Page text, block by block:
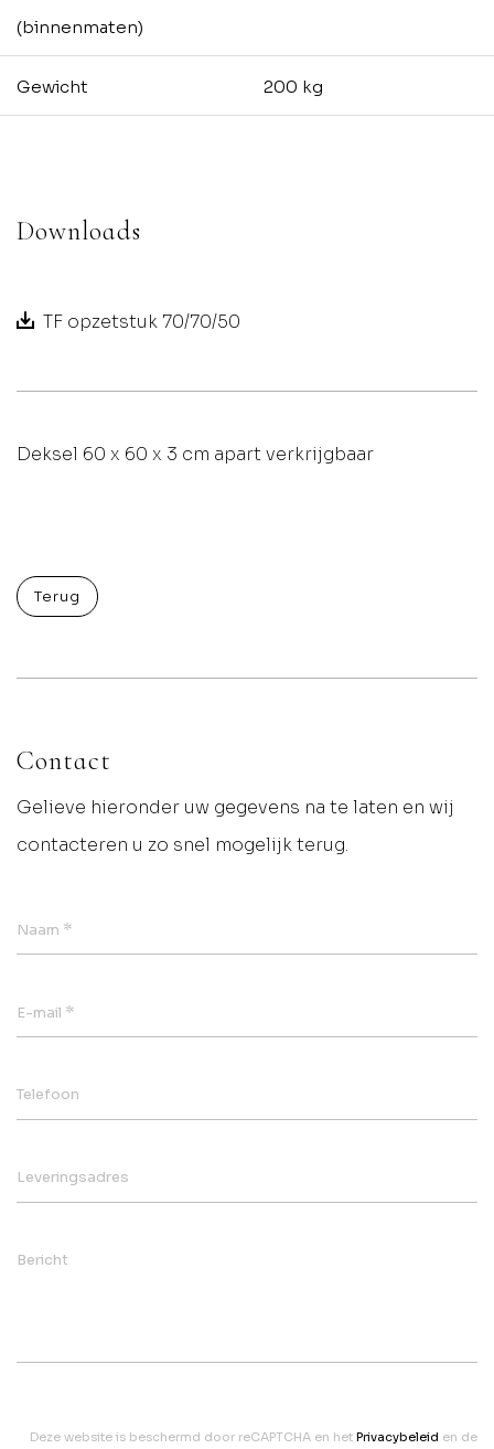
(binnenmaten)
Gewicht 200 kg
Downloads
TF opzetstuk 70/70/50
Deksel 60 x 60 x 3 cm apart verkrijgbaar
Terug
Contact
Gelieve hieronder uw gegevens na te laten en wij
contacteren u zo snel mogelijk terug.
Naam *
E-mail *
Telefoon
Leveringsadres
Bericht
Deze website is beschermd door reCAPTCHA en het Privacybeleid en de